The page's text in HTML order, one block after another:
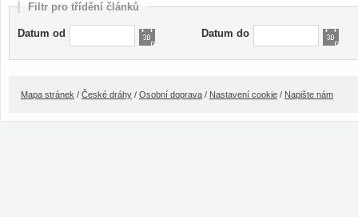
Filtr pro třídění článků
Datum od Datum do
Mapa stránek / České dráhy / Osobní doprava / Nastavení cookie / Napište nám